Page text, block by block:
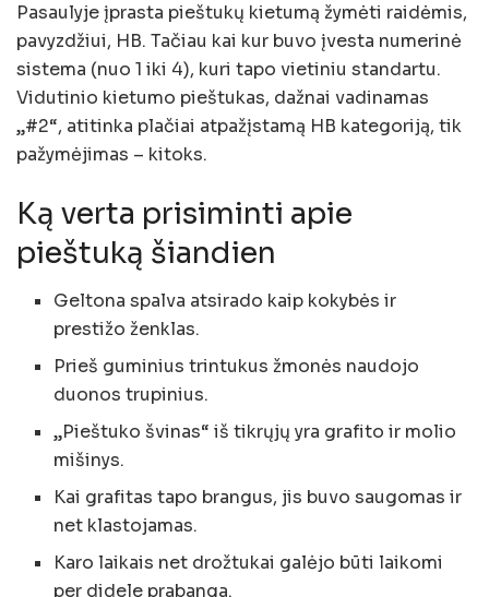
Pasaulyje įprasta pieštukų kietumą žymėti raidėmis,
pavyzdžiui, HB. Tačiau kai kur buvo įvesta numerinė
sistema (nuo 1 iki 4), kuri tapo vietiniu standartu.
Vidutinio kietumo pieštukas, dažnai vadinamas
„#2“, atitinka plačiai atpažįstamą HB kategoriją, tik
pažymėjimas – kitoks.
Ką verta prisiminti apie
pieštuką šiandien
Geltona spalva atsirado kaip kokybės ir
prestižo ženklas.
Prieš guminius trintukus žmonės naudojo
duonos trupinius.
„Pieštuko švinas“ iš tikrųjų yra grafito ir molio
mišinys.
Kai grafitas tapo brangus, jis buvo saugomas ir
net klastojamas.
Karo laikais net drožtukai galėjo būti laikomi
per didele prabanga.